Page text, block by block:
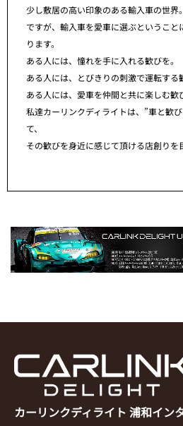
少し敷居の高い印象のある輸入車の世界。
ですが、輸入車を愛車に選ぶということ
ります。
ある人には、憧れを手に入れる歓びを。
ある人には、とびきりの刺激で運転する
ある人には、愛車を仲間と共に楽しむ歓
私達カーリンクディライトは、”車と歓
て、
その歓びを身近に感じて頂ける店創りを
カーリンクディライト 浦和イン